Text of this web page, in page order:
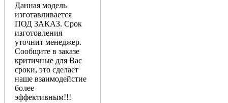
Данная модель
изготавливается
ПОД ЗАКАЗ. Срок
изготовления
уточнит менеджер.
Сообщите в заказе
критичные для Вас
сроки, это сделает
наше взаимодейстие
более
эффективным!!!